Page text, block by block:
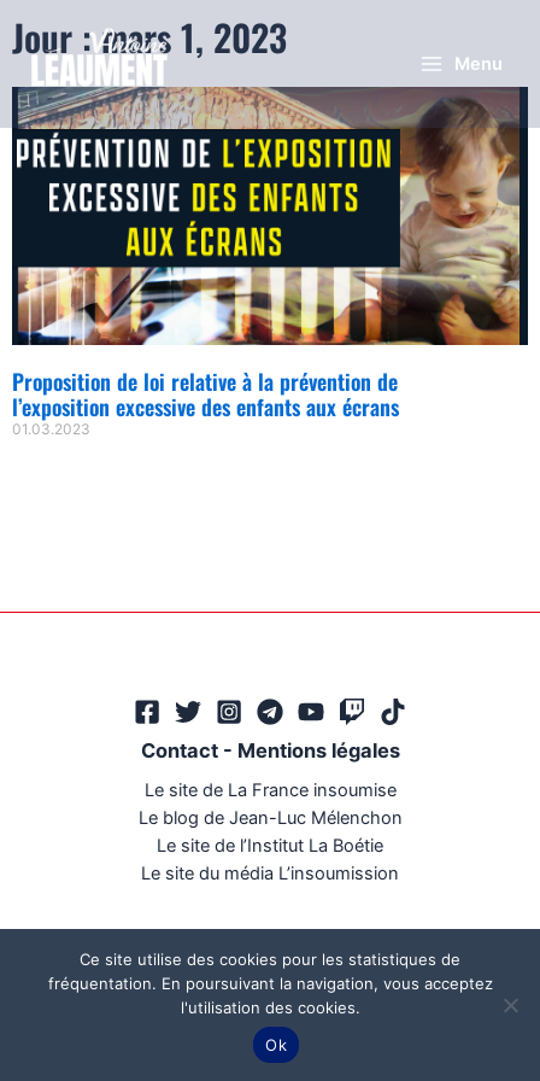
Menu
Jour : mars 1, 2023
Proposition de loi relative à la prévention de
l’exposition excessive des enfants aux écrans
01.03.2023
Contact- Mentions légales
Le site de La France insoumise
Le blog de Jean-Luc Mélenchon
Le site de l’Institut La Boétie
Le site du média L’insoumission
Mégaphone communication
Ce site utilise des cookies pour les statistiques de
fréquentation. En poursuivant la navigation, vous acceptez
l'utilisation des cookies.
Ok